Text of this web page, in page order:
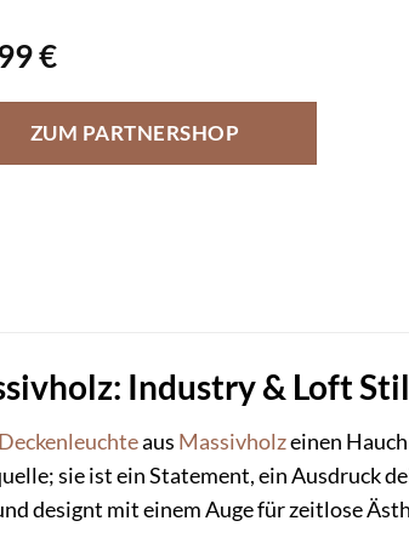
€
ZUM PARTNERSHOP
Industry & Loft
Deckenleuchteaus Massivholzeinen
sie ist ein Statement, ein Ausdruck
designt mit einem Auge für zeitlose